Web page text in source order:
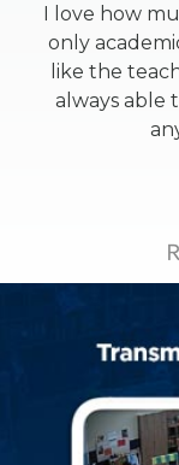
I love how
only
like the
always able